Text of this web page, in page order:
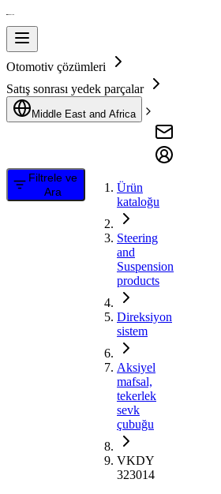
Otomotiv çözümleri
Satış sonrası yedek parçalar
Middle East and Africa
Filtrele ve
Ara
Ürün
kataloğu
Steering
and
Suspension
products
Direksiyon
sistem
Aksiyel
mafsal,
tekerlek
sevk
çubuğu
VKDY
323014